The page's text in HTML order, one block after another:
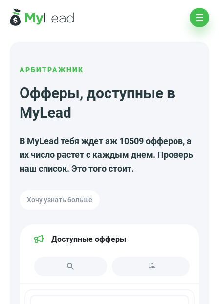
АРБИТРАЖНИК
Офферы, доступные в
MyLead
В MyLead тебя ждет аж 10509 офферов, а
их число растет с каждым днем. Проверь
наш список. Это того стоит.
Хочу узнать больше
Доступные офферы